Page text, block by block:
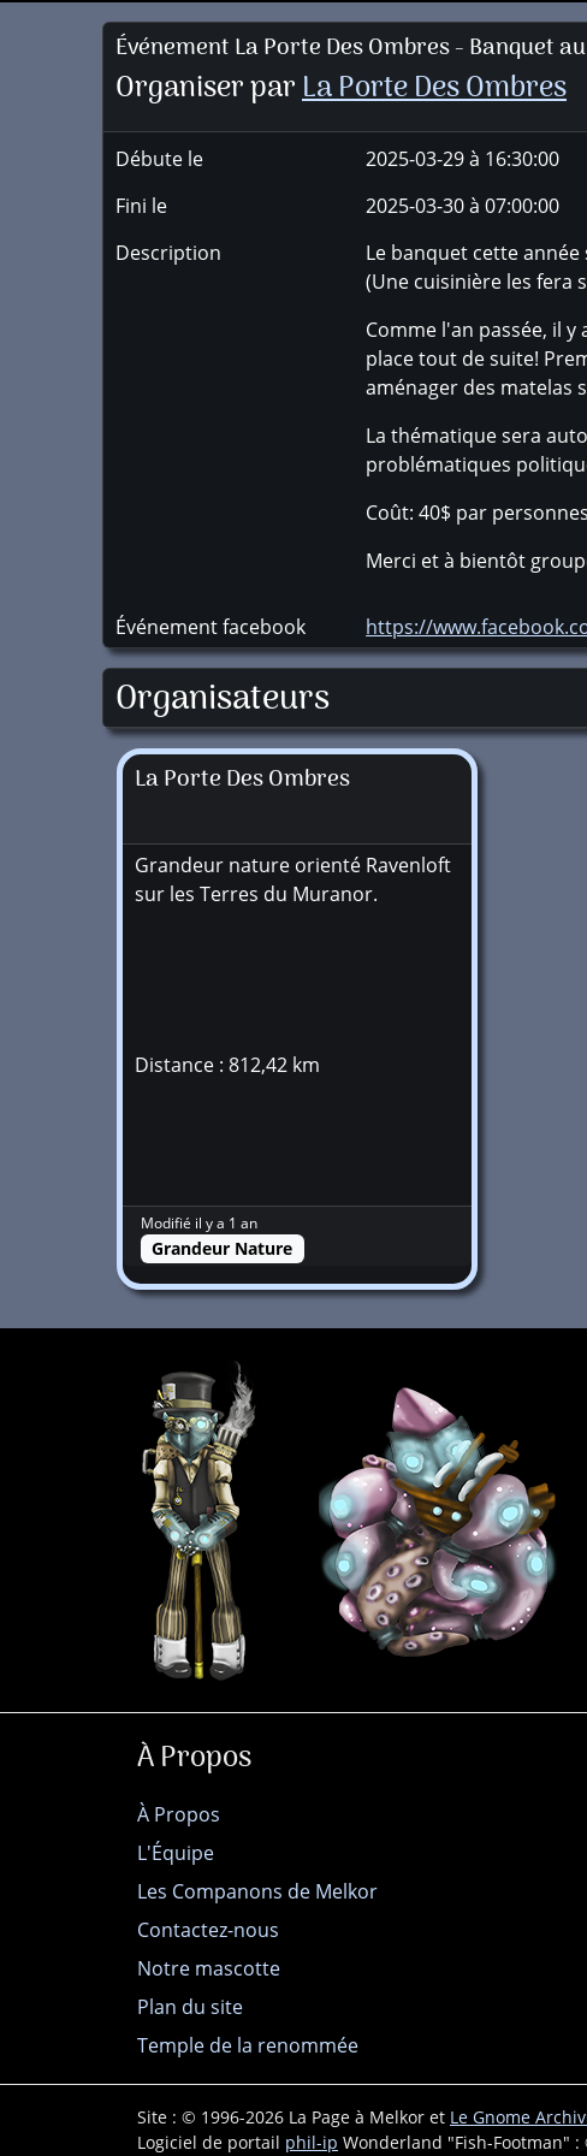
Événement La Porte Des Ombres - Banquet
Organiser parLa Porte Des Ombres
Débute le
2025-03-29 à 16:30:00
Fini le
2025-03-30 à 07:00:00
Description
Le banquet cette
(Une cuisinière les fera
Comme l'an passée, il
place tout de suite!
aménager des matelas
La thématique sera
problématiques
Coût: 40$ par
Merci et à bientôt
Événement facebook https://
Organisateurs
La Porte Des Ombres
Grandeur nature orienté Ravenloft
sur les Terres du Muranor.
Distance : 812,42 km
Modifié il y a 1 an
Grandeur Nature
À Propos
À Propos
L'Équipe
Les Companons de Melkor
Contactez-nous
Notre mascotte
Plan du site
Temple de la renommée
Site : © 1996-2026 La Page à Melkor et Le Gnome
Logiciel de portail phil-ip Wonderland "Fish-Footman" :